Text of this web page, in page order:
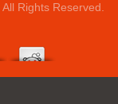
. All Rights Reserved.